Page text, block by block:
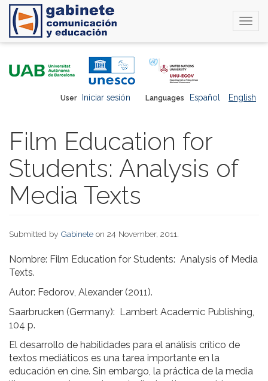
Languages Español English
User Iniciar sesión
Film Education for
Students: Analysis of
Media Texts
Submitted by Gabinete on 24 November, 2011.
Nombre: Film Education for Students: Analysis of Media
Texts.
Autor: Fedorov, Alexander (2011).
Saarbrucken (Germany): Lambert Academic Publishing,
104 p.
El desarrollo de habilidades para el análisis crítico de
textos mediáticos es una tarea importante en la
educación en cine. Sin embargo, la práctica de la media